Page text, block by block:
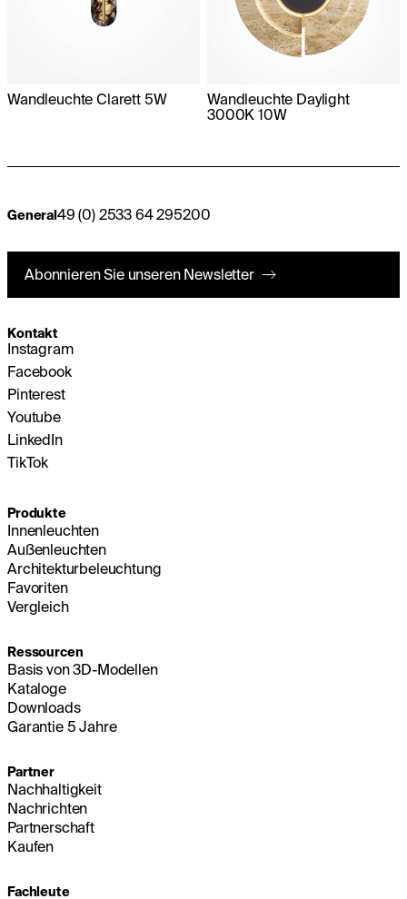
Wandleuchte Clarett 5W
Wandleuchte Daylight
3000K 10W
General49 (0) 2533 64 295200
Abonnieren Sie unseren Newsletter
Kontakt
Instagram
Facebook
Pinterest
Youtube
LinkedIn
TikTok
Produkte
Innenleuchten
Außenleuchten
Architekturbeleuchtung
Favoriten
Vergleich
Ressourcen
Basis von 3D-Modellen
Kataloge
Downloads
Garantie 5 Jahre
Partner
Nachhaltigkeit
Nachrichten
Partnerschaft
Kaufen
Fachleute